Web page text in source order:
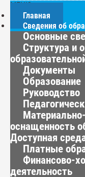
МЕНЮ
Главная
Сведения об
Основные
Структура и
Документы
Образование
Руководство
оснащенность
Доступная
Платные
Финансово-
деятельность